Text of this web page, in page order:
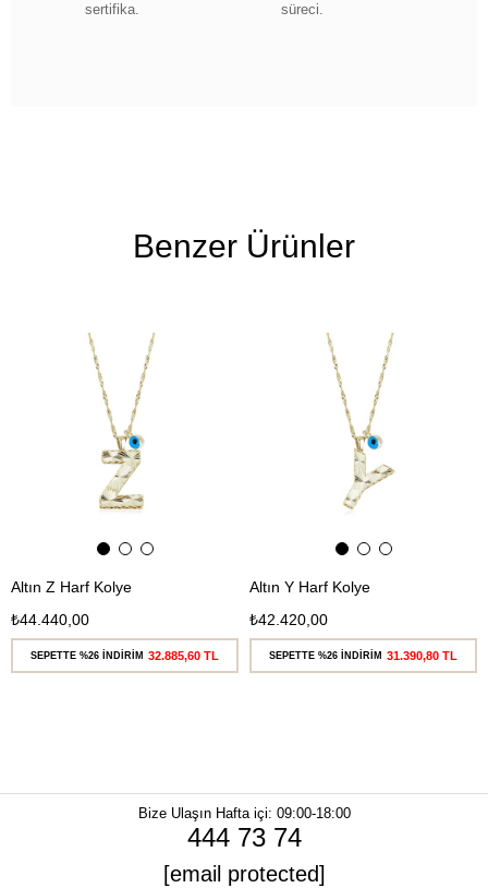
sertifika.
süreci.
Benzer Ürünler
Altın Z Harf Kolye
₺44.440,00
SEPETTE %26 İNDİRİM 32.885,60 TL
Altın Y Harf Kolye
₺42.420,00
SEPETTE %26 İNDİRİM 31.390,80 TL
Bize Ulaşın
444 73 74
[email protected]
Hafta içi: 09:00-18:00